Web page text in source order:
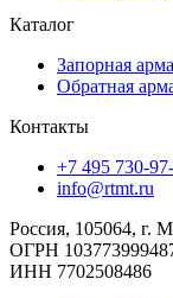
Каталог
Запорная
Обратная
Контакты
+7 495 730-
info@rtmt.ru
Россия, 105064, г.
ОГРН
ИНН 7702508486